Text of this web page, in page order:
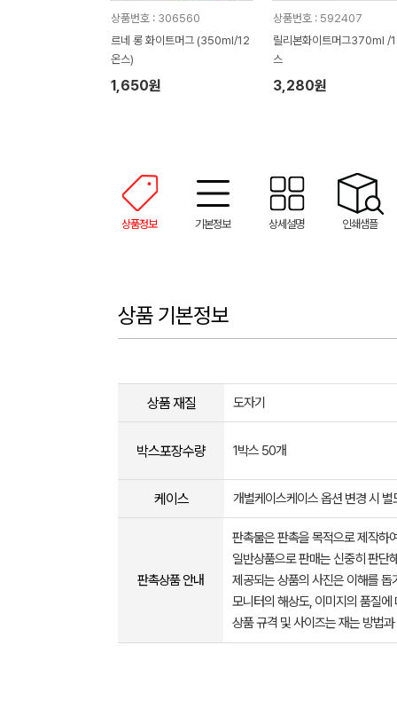
상품번호 : 306560
르네 롱 화이트머그 (350ml/12
온스)
1,650원
상품번호 : 592407
릴리본화이트머그370ml /
스
3,280원
상품정보 기본정보 상세설명 인쇄샘플
상품 기본정보
상품 재질 도자기
박스포장수량 1박스 50개
케이스 개별케이스케이스 옵션 변경 시 별
판촉상품 안내
판촉물은 판촉을 목적으로 제작하
일반상품으로 판매는 신중히 판단
제공되는 상품의 사진은 이해를
모니터의 해상도, 이미지의 품질
상품 규격 및 사이즈는 재는 방법